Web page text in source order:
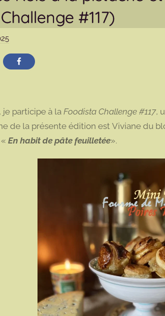
#117)
p
m
o
t
participe à la Foodista Challenge #117,
de la présente édition est Viviane du
En habit de pâte feuilletée».